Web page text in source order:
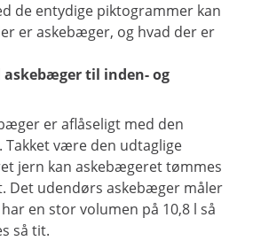
de entydige piktogrammer kan
er askebæger, og hvad der er
askebæger til inden- og
er aflåseligt med den
Takket være den udtaglige
jern kan askebægeret tømmes
Det udendørs askebæger måler
en stor volumen på 10,8 l så
så tit.